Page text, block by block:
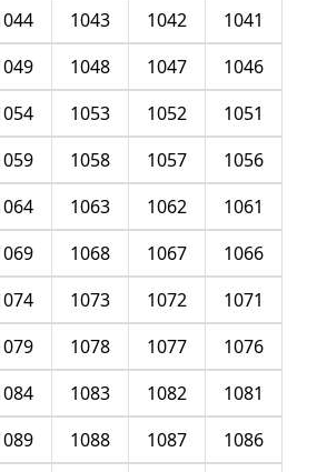
1041
1042
1043
1046
1047
1048
1051
1052
1053
1056
1057
1058
1061
1062
1063
1066
1067
1068
1071
1072
1073
1076
1077
1078
1081
1082
1083
1086
1087
1088